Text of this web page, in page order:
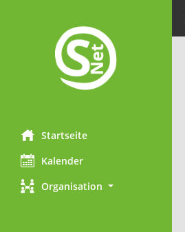
Startseite
Kalender
Organisation